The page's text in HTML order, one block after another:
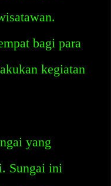
bagi para
kegiatan
yang
Sungai ini